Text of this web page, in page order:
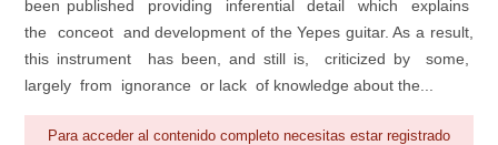
been published providing inferential detail which explains
the conceot and development of the Yepes guitar. As a result,
this instrument has been, and still is, criticized by some,
largely from ignorance or lack of knowledge about the...
Para acceder al contenido completo necesitas estar registrado